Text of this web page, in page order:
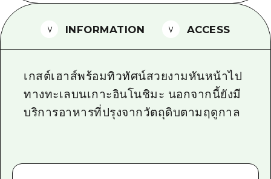
คำถามที่พบบ่อย
ดาวน์โหลดรูปภาพ
INFORMATION ACCESS
เกสต์เฮาส์พร้อมทิวทัศน์สวยงามหันหน้าไป
ทางทะเลบนเกาะอินโนชิมะ นอกจากนี้ยังมี
บริการอาหารที่ปรุงจากวัตถุดิบตามฤดูกาล